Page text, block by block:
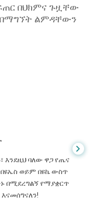
በህክምና ጉዟቸው
ልምዳቸውን
ጎሜዲ የተባለውን ድንቅ
ትክክለኛውን ምርጫ
ትስስር አላቸው።